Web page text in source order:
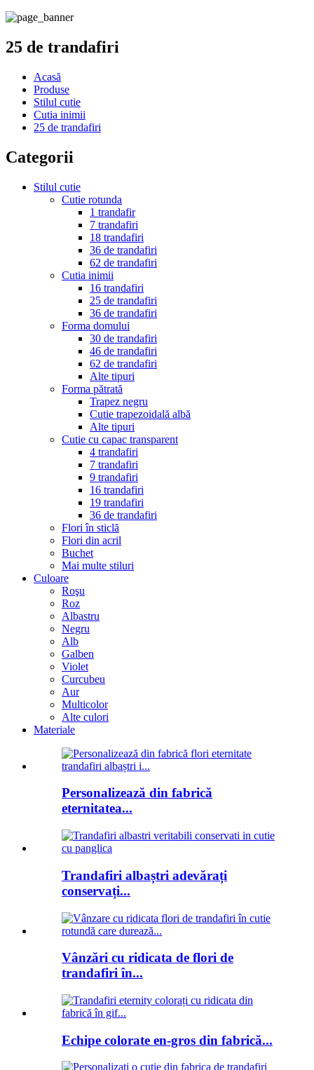
25 de trandafiri
Acasă
Produse
Stilul cutie
Cutia inimii
25 de trandafiri
Categorii
Stilul cutie
Cutie rotunda
1 trandafir
7 trandafiri
18 trandafiri
36 de trandafiri
62 de trandafiri
Cutia inimii
16 trandafiri
25 de trandafiri
36 de trandafiri
Forma domului
30 de trandafiri
46 de trandafiri
62 de trandafiri
Alte tipuri
Forma pătrată
Trapez negru
Cutie trapezoidală albă
Alte tipuri
Cutie cu capac transparent
4 trandafiri
7 trandafiri
9 trandafiri
16 trandafiri
19 trandafiri
36 de trandafiri
Flori în sticlă
Flori din acril
Buchet
Mai multe stiluri
Culoare
Roşu
Roz
Albastru
Negru
Alb
Galben
Violet
Curcubeu
Aur
Multicolor
Alte culori
Materiale
Personalizează din fabrică
eternitatea...
Trandafiri albaștri adevărați
conservați...
Vânzări cu ridicata de flori de
trandafiri în...
Echipe colorate en-gros din fabrică...